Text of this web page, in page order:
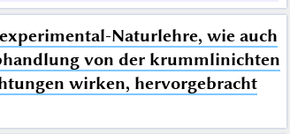
Naturlehre, wie auch
von der krummlinichten
wirken, hervorgebracht